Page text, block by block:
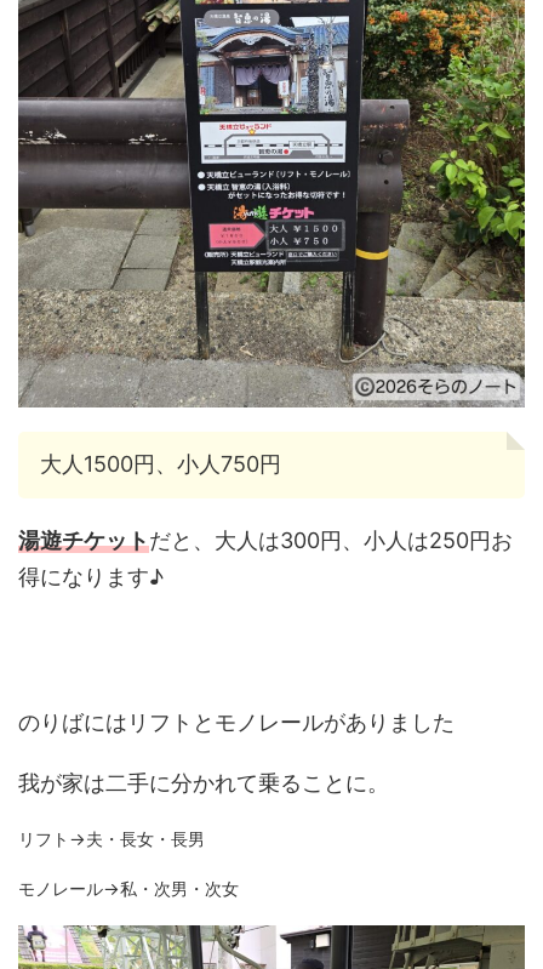
大人1500円、小人750円
湯遊チケットだと、大人は300円、小人は250円お
得になります♪
のりばにはリフトとモノレールがありました
我が家は二手に分かれて乗ることに。
リフト→夫・長女・長男
モノレール→私・次男・次女